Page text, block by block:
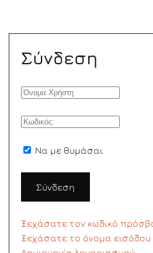
Σύνδεση
Να με θυμάσαι
Σύνδεση
Ξεχάσατε τον κωδικό
Ξεχάσατε το όνομα εισόδου